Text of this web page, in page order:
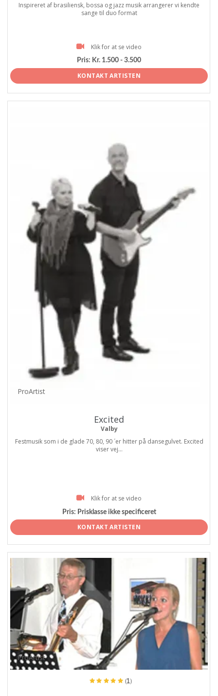
Inspireret af brasiliensk, bossa og jazz musik arrangerer vi kendte
sange til duo format
Klik for at se video
Pris: Kr. 1.500 - 3.500
KONTAKT ARTISTEN
ProArtist
Excited
Valby
Festmusik som i de glade 70, 80, 90 ´er hitter på dansegulvet. Excited
viser vej...
Klik for at se video
Pris: Prisklasse ikke specificeret
KONTAKT ARTISTEN
ProArtist
(1)